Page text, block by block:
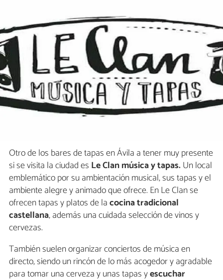
Otro de los bares de tapas en Ávila a tener muy presente
si se visita la ciudad es Le Clan música y tapas.Un local
emblemático por su ambientación musical, sus tapas y el
ambiente alegre y animado que ofrece. En Le Clan se
ofrecen tapas y platos de lacocina tradicional
castellana, además una cuidada selección de vinos y
cervezas.
También suelen organizar conciertos de música en
directo, siendo un rincón de lo más acogedor y agradable
para tomar una cerveza y unas tapas yescuchar